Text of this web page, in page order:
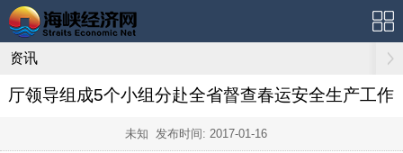
资讯
厅领导组成5个小组分赴全省督查春运安全生产工作
未知 发布时间: 2017-01-16